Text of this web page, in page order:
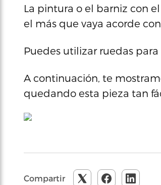
La pintura o el barniz con
el más que vaya acorde
Puedes utilizar ruedas
A continuación, te
quedando esta pieza tan
Compartir